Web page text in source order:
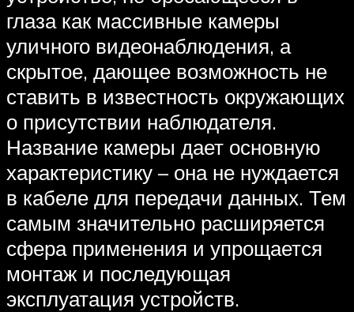
глаза как массивные камеры
уличного видеонаблюдения, а
скрытое, дающее возможность не
ставить в известность окружающих
о присутствии наблюдателя.
Название камеры дает основную
характеристику – она не нуждается
в кабеле для передачи данных. Тем
самым значительно расширяется
сфера применения и упрощается
монтаж и последующая
эксплуатация устройств.